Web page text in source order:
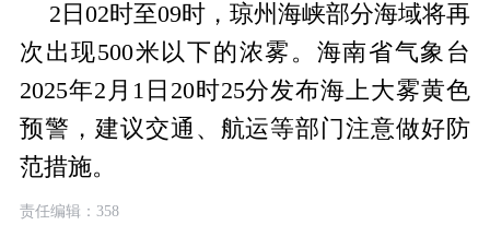
2日02时至09时，琼州海峡部分海域将再
次出现500米以下的浓雾。海南省气象台
2025年2月1日20时25分发布海上大雾黄色
预警，建议交通、航运等部门注意做好防
范措施。
责任编辑：358